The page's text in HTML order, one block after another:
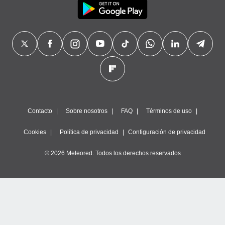
publicidad
Contacto Sobre nosotros FAQ Términos de uso
Cookies Política de privacidad Configuración de privacidad
© 2026 Meteored. Todos los derechos reservados